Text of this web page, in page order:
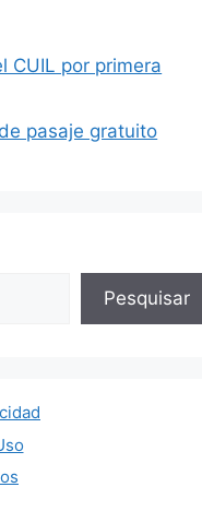
CUIL por primera
pasaje gratuito
Pesquisar